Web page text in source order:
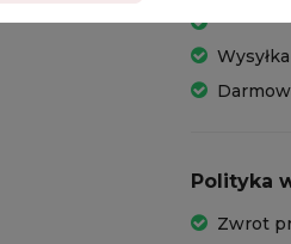
Polityka
Zwrot